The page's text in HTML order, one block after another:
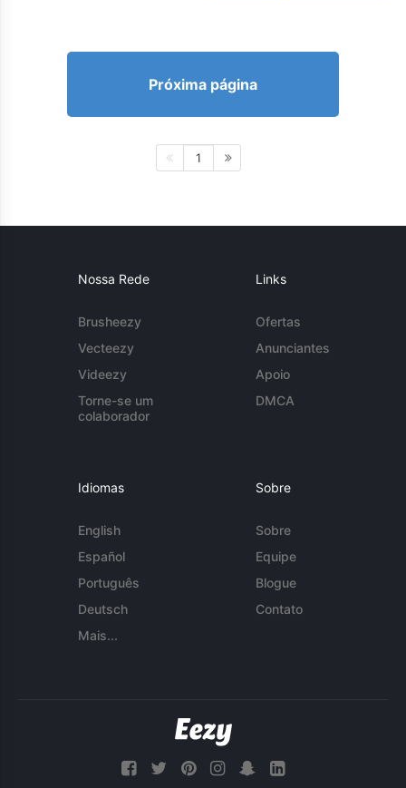
Próxima página
1
Nossa Rede
Brusheezy
Vecteezy
Videezy
Torne-se um
colaborador
Links
Ofertas
Anunciantes
Apoio
DMCA
Idiomas
English
Español
Português
Deutsch
Mais...
Sobre
Sobre
Equipe
Blogue
Contato